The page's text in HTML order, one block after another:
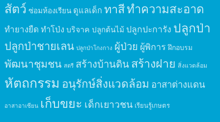
สัตว์ ซ่อมห้องเรียน ดูแลเด็ก ทาสีทำความสะอาด
ทำยางยืด ทำโป่ง บริจาค ปลูกต้นไม้ ปลูกปะการัง ปลูกป่า
ปลูกป่าชายเลน ปลูกป่าโกงกาง ผู้ป่วย ผู้พิการ ฝึกอบรม
พัฒนาชุมชน สตรี สร้างบ้านดินสร้างฝาย สิ่งแวดล้อม
หัตถกรรม อนุรักษ์สิ่งแวดล้อม อาสาต่างแดน
อาสาอาเซียน เก็บขยะ เด็กเยาวชน เรียนรู้เกษตร